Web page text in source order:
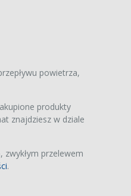
powietrza,
produkty
znajdziesz w dziale
zwykłym przelewem
.